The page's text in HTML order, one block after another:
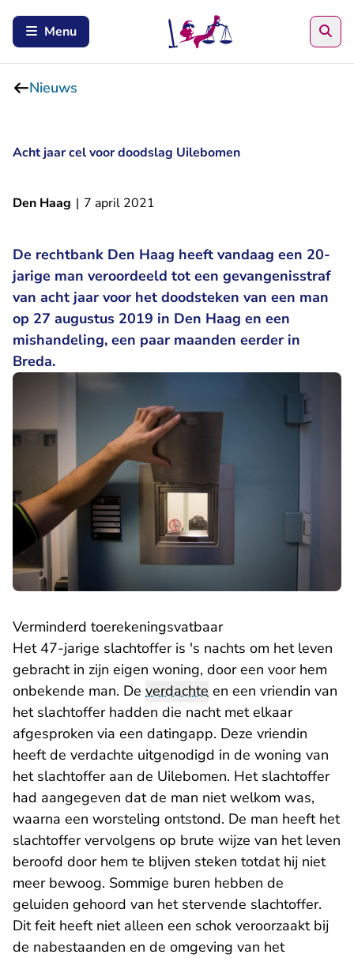
Menu
Nieuws
Acht jaar cel voor doodslag Uilebomen
Den Haag | 7 april 2021
De rechtbank Den Haag heeft vandaag een 20-
jarige man veroordeeld tot een gevangenisstraf
van acht jaar voor het doodsteken van een man
op 27 augustus 2019 in Den Haag en een
mishandeling, een paar maanden eerder in
Breda.
Verminderd toerekeningsvatbaar
Het 47-jarige slachtoffer is 's nachts om het leven
gebracht in zijn eigen woning, door een voor hem
onbekende man. De verdachte en een vriendin van
het slachtoffer hadden die nacht met elkaar
afgesproken via een datingapp. Deze vriendin
heeft de verdachte uitgenodigd in de woning van
het slachtoffer aan de Uilebomen. Het slachtoffer
had aangegeven dat de man niet welkom was,
waarna een worsteling ontstond. De man heeft het
slachtoffer vervolgens op brute wijze van het leven
beroofd door hem te blijven steken totdat hij niet
meer bewoog. Sommige buren hebben de
geluiden gehoord van het stervende slachtoffer.
Dit feit heeft niet alleen een schok veroorzaakt bij
de nabestaanden en de omgeving van het